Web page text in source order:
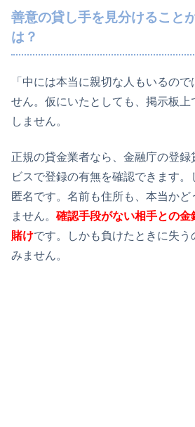
善意の貸し手を見分けること
は？
「中には本当に親切な人もいるの
せん。仮にいたとしても、掲示板上
しません。
正規の貸金業者なら、金融庁の登
ビスで登録の有無を確認できます
匿名です。名前も住所も、本当かど
ません。 確認手段がない相手との
賭けです。しかも負けたときに失
みません。